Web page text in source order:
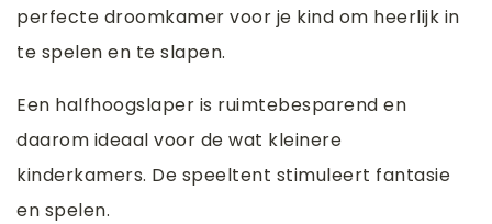
perfecte droomkamer voor je kind om heerlijk in
te spelen en te slapen.
Een halfhoogslaper is ruimtebesparend en
daarom ideaal voor de wat kleinere
kinderkamers. De speeltent stimuleert fantasie
en spelen.